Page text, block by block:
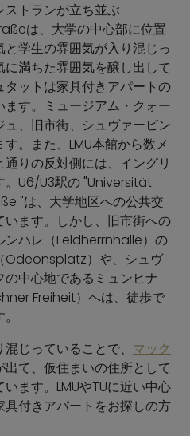
トランが立ち並ぶ
は、大学の中心部に位置
学生の雰囲気が入り混じっ
満ちた雰囲気を醸し出して
ットは家具付きアパートの
す。ミュージアム・クォー
、旧市街、シュヴァービン
。また、LMU本館から数メ
りの反対側には、イングリ
。U6/U3駅の "Universität
"は、大学地区への公共交
ます。しかし、旧市街への
ンハレ（Feldherrnhalle）の
Odeonsplatz）や、シュヴ
中心地であるミュンヒナ
Freiheit）へは、徒歩で
じっていることで、 マック
て、仮住まいの住所として
ます。LMUやTUに近い中心
付きアパートをお探しの方